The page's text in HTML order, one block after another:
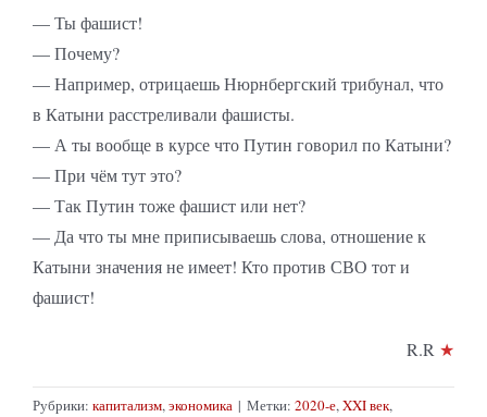
— Ты фашист!
— Почему?
— Например, отрицаешь Нюрнбергский трибунал, что
в Катыни расстреливали фашисты.
— А ты вообще в курсе что Путин говорил по Катыни?
— При чём тут это?
— Так Путин тоже фашист или нет?
— Да что ты мне приписываешь слова, отношение к
Катыни значения не имеет! Кто против СВО тот и
фашист!
R.R ★
Рубрики: капитализм,экономика | Метки: 2020-е,XXI век,